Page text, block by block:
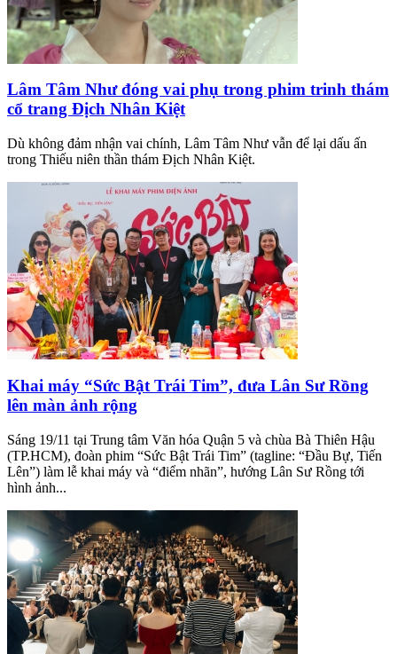
Lâm Tâm Như đóng vai phụ trong phim trinh thám
cổ trang Địch Nhân Kiệt
Dù không đảm nhận vai chính, Lâm Tâm Như vẫn để lại dấu ấn
trong Thiếu niên thần thám Địch Nhân Kiệt.
Khai máy “Sức Bật Trái Tim”, đưa Lân Sư Rồng
lên màn ảnh rộng
Sáng 19/11 tại Trung tâm Văn hóa Quận 5 và chùa Bà Thiên Hậu
(TP.HCM), đoàn phim “Sức Bật Trái Tim” (tagline: “Đầu Bự, Tiến
Lên”) làm lễ khai máy và “điểm nhãn”, hướng Lân Sư Rồng tới
hình ảnh...